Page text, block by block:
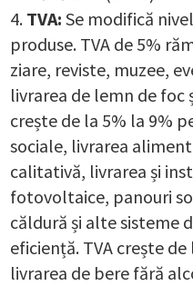
TVA: Se modifică
produse. TVA de 5%
ziare, reviste, muzee,
livrarea de lemn de foc
crește de la 5% la 9%
sociale, livrarea
calitativă, livrarea și
fotovoltaice, panouri
căldură și alte sisteme
eficiență. TVA crește
livrarea de bere fără